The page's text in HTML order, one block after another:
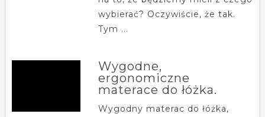
wybierać? Oczywiście, że tak.
Tym ...
Wygodne,
ergonomiczne
materace do łóżka.
Wygodny materac do łóżka,